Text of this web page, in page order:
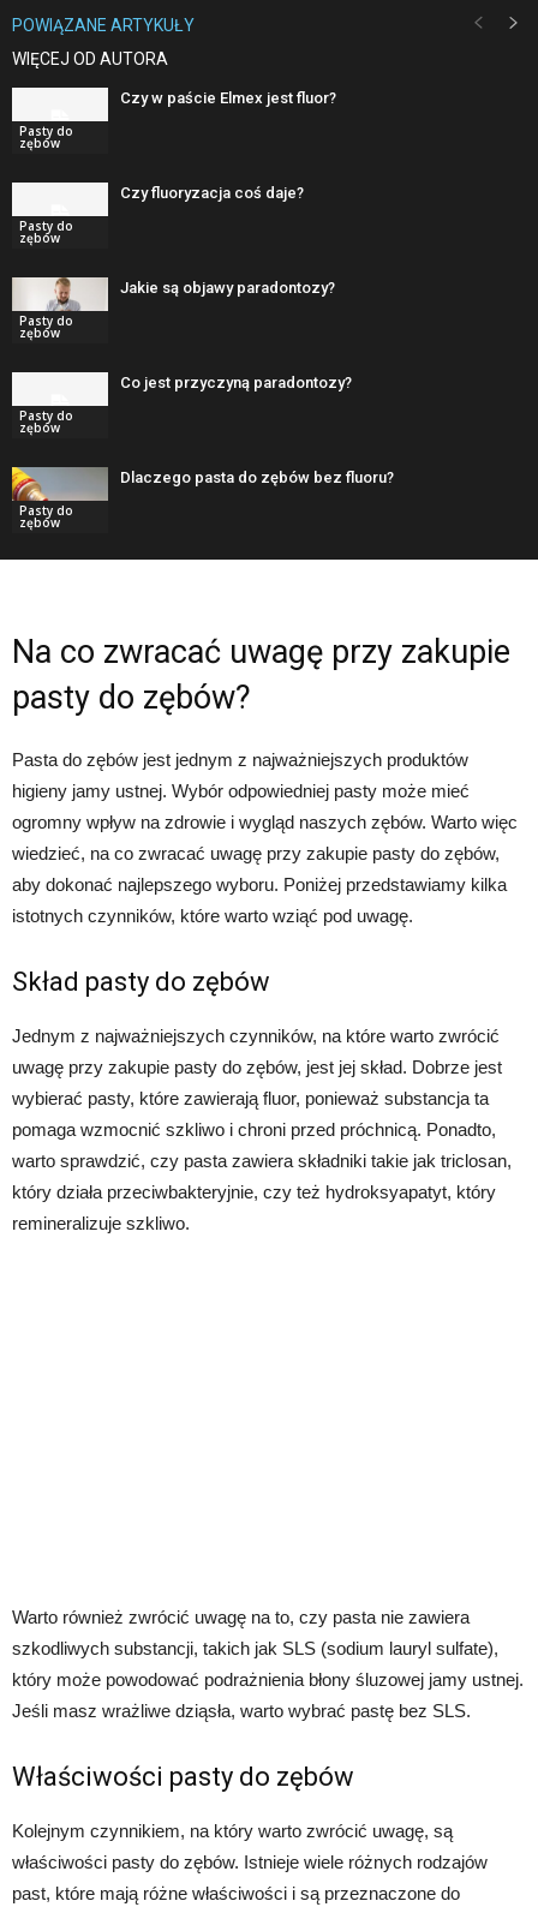
POWIĄZANE ARTYKUŁY
WIĘCEJ OD AUTORA
Pasty do
zębów
Czy w paście Elmex jest fluor?
Pasty do
zębów
Czy fluoryzacja coś daje?
Pasty do
zębów
Jakie są objawy paradontozy?
Pasty do
zębów
Co jest przyczyną paradontozy?
Pasty do
zębów
Dlaczego pasta do zębów bez fluoru?
Na co zwracać uwagę przy zakupie
pasty do zębów?
Pasta do zębów jest jednym z najważniejszych produktów
higieny jamy ustnej. Wybór odpowiedniej pasty może mieć
ogromny wpływ na zdrowie i wygląd naszych zębów. Warto więc
wiedzieć, na co zwracać uwagę przy zakupie pasty do zębów,
aby dokonać najlepszego wyboru. Poniżej przedstawiamy kilka
istotnych czynników, które warto wziąć pod uwagę.
Skład pasty do zębów
Jednym z najważniejszych czynników, na które warto zwrócić
uwagę przy zakupie pasty do zębów, jest jej skład. Dobrze jest
wybierać pasty, które zawierają fluor, ponieważ substancja ta
pomaga wzmocnić szkliwo i chroni przed próchnicą. Ponadto,
warto sprawdzić, czy pasta zawiera składniki takie jak triclosan,
który działa przeciwbakteryjnie, czy też hydroksyapatyt, który
remineralizuje szkliwo.
Warto również zwrócić uwagę na to, czy pasta nie zawiera
szkodliwych substancji, takich jak SLS (sodium lauryl sulfate),
który może powodować podrażnienia błony śluzowej jamy ustnej.
Jeśli masz wrażliwe dziąsła, warto wybrać pastę bez SLS.
Właściwości pasty do zębów
Kolejnym czynnikiem, na który warto zwrócić uwagę, są
właściwości pasty do zębów. Istnieje wiele różnych rodzajów
past, które mają różne właściwości i są przeznaczone do